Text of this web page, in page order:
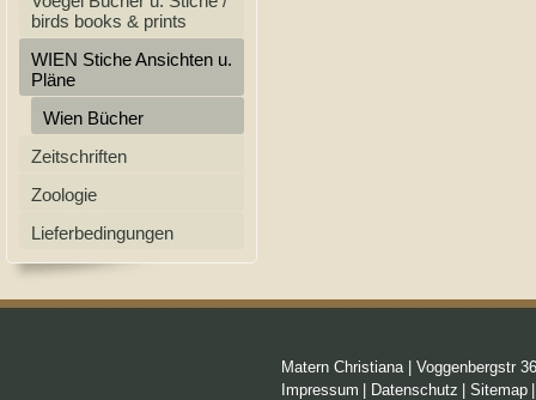
birds books & prints
WIEN Stiche Ansichten u.
Pläne
Wien Bücher
Zeitschriften
Zoologie
Lieferbedingungen
Matern Christiana| Voggenbergstr 36
Impressum
Datenschutz Sitemap